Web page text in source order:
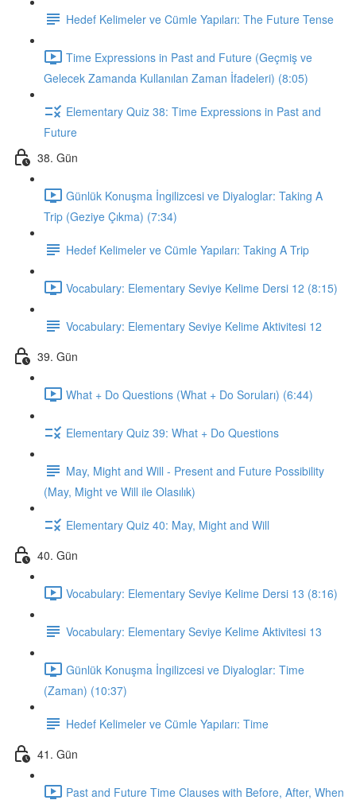
Hedef Kelimeler ve Cümle Yapıları: The Future Tense
Time Expressions in Past and Future (Geçmiş ve
Gelecek Zamanda Kullanılan Zaman İfadeleri) (8:05)
Elementary Quiz 38: Time Expressions in Past and
Future
38. Gün
Günlük Konuşma İngilizcesi ve Diyaloglar: Taking A
Trip (Geziye Çıkma) (7:34)
Hedef Kelimeler ve Cümle Yapıları: Taking A Trip
Vocabulary: Elementary Seviye Kelime Dersi 12 (8:15)
Vocabulary: Elementary Seviye Kelime Aktivitesi 12
39. Gün
What + Do Questions (What + Do Soruları) (6:44)
Elementary Quiz 39: What + Do Questions
May, Might and Will - Present and Future Possibility
(May, Might ve Will ile Olasılık)
Elementary Quiz 40: May, Might and Will
40. Gün
Vocabulary: Elementary Seviye Kelime Dersi 13 (8:16)
Vocabulary: Elementary Seviye Kelime Aktivitesi 13
Günlük Konuşma İngilizcesi ve Diyaloglar: Time
(Zaman) (10:37)
Hedef Kelimeler ve Cümle Yapıları: Time
41. Gün
Past and Future Time Clauses with Before, After, When